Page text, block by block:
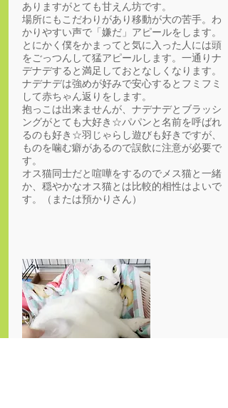
ありますがとても甘えん坊です。
場所にもこだわりがあり移動が大の苦手。わ
かりやすい声で「嫌だ」アピールをします。
とにかく僕をかまってと気に入った人には頭
をごっつんして猛アピールします。一通りナ
デナデすると満足しておとなしくなります。
ナデナデは強めが好みで安心するとフミフミ
して赤ちゃん返りをします。
抱っこは出来ませんが、ナデナデとブラッシ
ングがとても大好き☆パパンと名前を呼ばれ
るのも好き☆羽じゃらし遊びも好きですが、
ものを噛む癖があるので誤飲に注意が必要で
す。
オス猫同士だと喧嘩をするのでメス猫と一緒
か、穏やかなオス猫とは比較的相性はよいで
す。（または預かりさん）